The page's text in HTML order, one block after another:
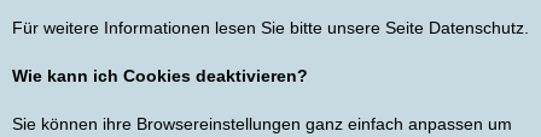
Für weitere Informationen lesen Sie bitte unsere Seite Datenschutz.
Wie kann ich Cookies deaktivieren?
Sie können ihre Browsereinstellungen ganz einfach anpassen um